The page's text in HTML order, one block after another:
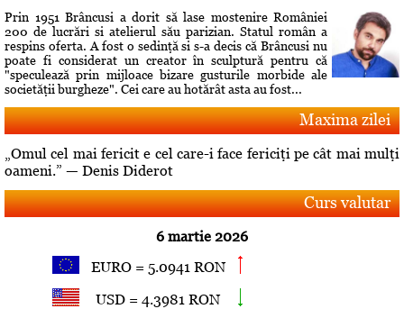
Prin 1951 Brâncusi a dorit să lase mostenire României
200 de lucrări si atelierul său parizian. Statul român a
respins oferta. A fost o sedinţă si s-a decis că Brâncusi nu
poate fi considerat un creator în sculptură pentru că
"speculează prin mijloace bizare gusturile morbide ale
societăţii burgheze". Cei care au hotărât asta au fost...
Maxima zilei
„Omul cel mai fericit e cel care-i face fericiţi pe cât mai mulţi
oameni.” — Denis Diderot
Curs valutar
6 martie 2026
EURO = 5.0941 RON
USD = 4.3981 RON